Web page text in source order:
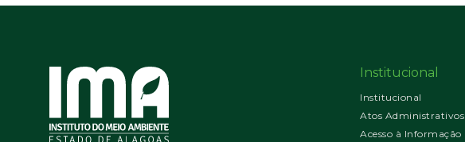
Institucional
Institucional
Atos Administrativos
Acesso à Informação